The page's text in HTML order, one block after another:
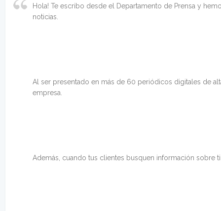
Hola! Te escribo desde el Departamento de Prensa y
noticias.
Al ser presentado en más de 60 periódicos digitales de
empresa.
Además, cuando tus clientes busquen información sobre